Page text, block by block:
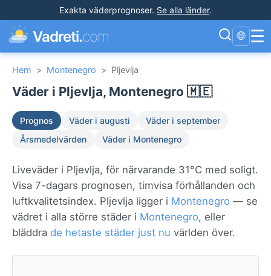
Exakta väderprognoser. Se alla länder.
Vadreti.com 🌐 ☰
Hem > Montenegro > Pljevlja
Väder i Pljevlja, Montenegro 🇲🇪
Prognos Väder i augusti
Väder i september
Årsmedelvärden
Väder i Montenegro
Liveväder i Pljevlja, för närvarande 31°C med soligt.
Visa 7-dagars prognosen, timvisa förhållanden och
luftkvalitetsindex. Pljevlja ligger i Montenegro — se
vädret i alla större städer i Montenegro, eller
bläddra de hetaste städer just nu världen över.